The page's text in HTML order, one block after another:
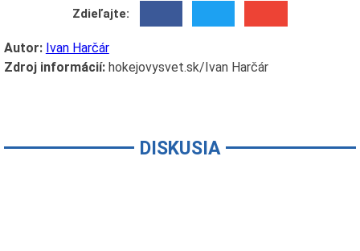
Zdieľajte:
Autor: Ivan Harčár
Zdroj informácií:hokejovysvet.sk/Ivan Harčár
DISKUSIA